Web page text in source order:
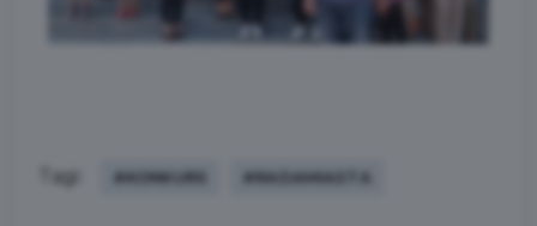
Tagi: #KONKURS #RADAMIASTA